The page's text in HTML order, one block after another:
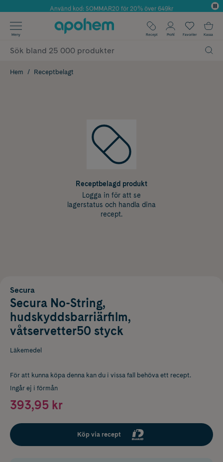
Årets Butik 2025 inom Skönhet
Använd kod: SOMMAR20 för 20% över 649kr
✓ Fri frakt
✓ Poäng på alla köp*
Meny Recept Profil Favoriter Kassa
Hem Receptbelagt
Receptbelagd produkt
Logga in för att se
lagerstatus och handla dina
recept.
Secura
Secura No-String,
hudskyddsbarriärfilm,
våtservetter50 styck
Läkemedel
För att kunna köpa denna kan du i vissa fall behöva ett recept.
Ingår ej i förmån
393,95 kr
Köp via recept